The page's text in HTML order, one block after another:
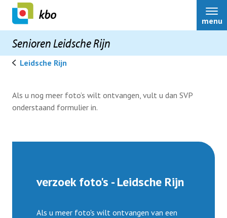
Senioren Leidsche Rijn
menu
Onze vereniging
Nieuws
Activiteiten
Terugblikken
Leidsche Rijn
Als u nog meer foto’s wilt ontvangen, vult u dan SVP
onderstaand formulier in.
verzoek foto's - Leidsche Rijn
Als u meer foto's wilt ontvangen van een